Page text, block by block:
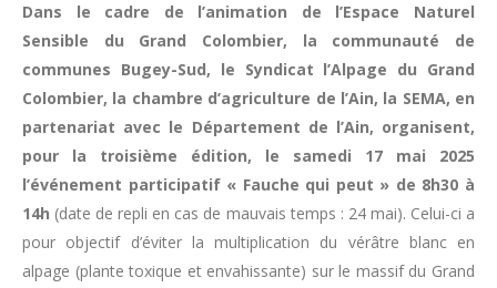
Dans le cadre de l’animation de l’Espace Naturel
Sensible du Grand Colombier, la communauté de
communes Bugey-Sud, le Syndicat l’Alpage du Grand
Colombier, la chambre d’agriculture de l’Ain, la SEMA, en
partenariat avec le Département de l’Ain, organisent,
pour la troisième édition, le samedi 17 mai 2025
l’événement participatif « Fauche qui peut » de 8h30 à
14h (date de repli en cas de mauvais temps : 24 mai). Celui-ci a
pour objectif d’éviter la multiplication du vérâtre blanc en
alpage (plante toxique et envahissante) sur le massif du Grand